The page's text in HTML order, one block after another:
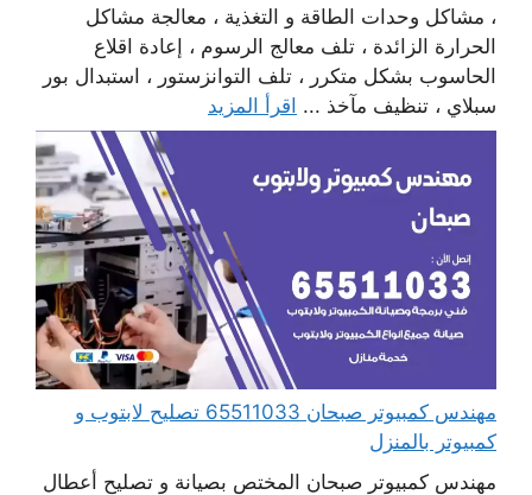
، مشاكل وحدات الطاقة و التغذية ، معالجة مشاكل
الحرارة الزائدة ، تلف معالج الرسوم ، إعادة اقلاع
الحاسوب بشكل متكرر ، تلف التوانزستور ، استبدال بور
سبلاي ، تنظيف مآخذ ... اقرأ المزيد
مهندس كمبيوتر صبحان 65511033 تصليح لابتوب و
كمبيوتر بالمنزل
مهندس كمبيوتر صبحان المختص بصيانة و تصليح أعطال